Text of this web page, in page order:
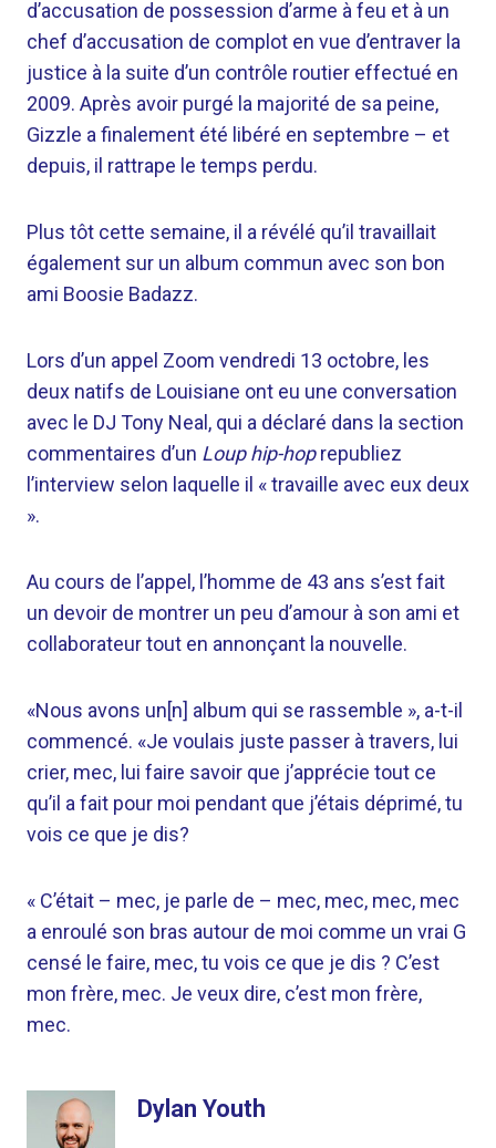
d’accusation de possession d’arme à feu et à un
chef d’accusation de complot en vue d’entraver la
justice à la suite d’un contrôle routier effectué en
2009. Après avoir purgé la majorité de sa peine,
Gizzle a finalement été libéré en septembre – et
depuis, il rattrape le temps perdu.
Plus tôt cette semaine, il a révélé qu’il travaillait
également sur un album commun avec son bon
ami Boosie Badazz.
Lors d’un appel Zoom vendredi 13 octobre, les
deux natifs de Louisiane ont eu une conversation
avec le DJ Tony Neal, qui a déclaré dans la section
commentaires d’un Loup hip-hoprepubliez
l’interview selon laquelle il « travaille avec eux deux
».
Au cours de l’appel, l’homme de 43 ans s’est fait
un devoir de montrer un peu d’amour à son ami et
collaborateur tout en annonçant la nouvelle.
«Nous avons un[n] album qui se rassemble », a-t-il
commencé. «Je voulais juste passer à travers, lui
crier, mec, lui faire savoir que j’apprécie tout ce
qu’il a fait pour moi pendant que j’étais déprimé, tu
vois ce que je dis?
« C’était – mec, je parle de – mec, mec, mec, mec
a enroulé son bras autour de moi comme un vrai G
censé le faire, mec, tu vois ce que je dis ? C’est
mon frère, mec. Je veux dire, c’est mon frère,
mec.
Dylan Youth